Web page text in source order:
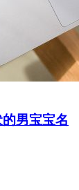
男宝宝名